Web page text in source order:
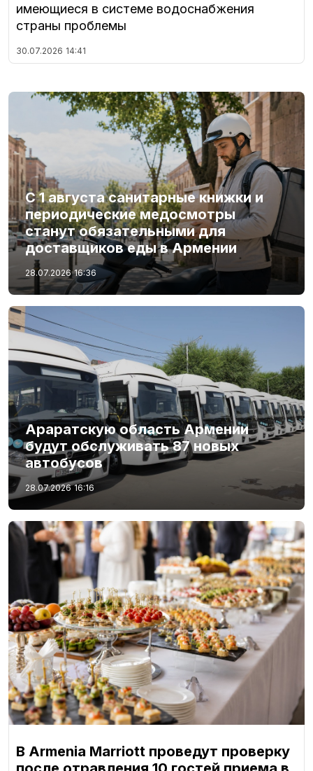
имеющиеся в системе водоснабжения
страны проблемы
30.07.2026 14:41
С 1 августа санитарные книжки и
периодические медосмотры
станут обязательными для
доставщиков еды в Армении
28.07.2026 16:36
Араратскую область Армении
будут обслуживать 87 новых
автобусов
28.07.2026 16:16
В Armenia Marriott проведут проверку